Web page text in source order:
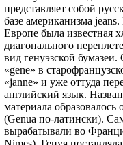
представляет собой
базе американизма
Европе была известная
диагонального
вид генуэзской бумазеи.
«gene» в
«janne» и уже оттуда
английский язык.
материала образовалось
(Genua по-латински).
вырабатывали во